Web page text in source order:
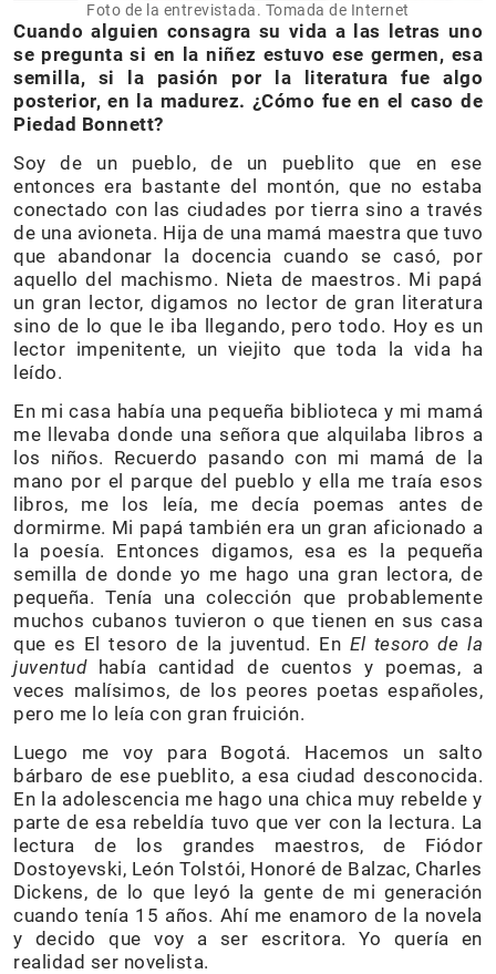
Foto de la entrevistada. Tomada de Internet
Cuando alguien consagra su vida a las letras uno
se pregunta si en la niñez estuvo ese germen, esa
semilla, si la pasión por la literatura fue algo
posterior, en la madurez. ¿Cómo fue en el caso de
Piedad Bonnett?
Soy de un pueblo, de un pueblito que en ese
entonces era bastante del montón, que no estaba
conectado con las ciudades por tierra sino a través
de una avioneta. Hija de una mamá maestra que tuvo
que abandonar la docencia cuando se casó, por
aquello del machismo. Nieta de maestros. Mi papá
un gran lector, digamos no lector de gran literatura
sino de lo que le iba llegando, pero todo. Hoy es un
lector impenitente, un viejito que toda la vida ha
leído.
En mi casa había una pequeña biblioteca y mi mamá
me llevaba donde una señora que alquilaba libros a
los niños. Recuerdo pasando con mi mamá de la
mano por el parque del pueblo y ella me traía esos
libros, me los leía, me decía poemas antes de
dormirme. Mi papá también era un gran aficionado a
la poesía. Entonces digamos, esa es la pequeña
semilla de donde yo me hago una gran lectora, de
pequeña. Tenía una colección que probablemente
muchos cubanos tuvieron o que tienen en sus casa
que es El tesoro de la juventud. EnEl tesoro de la
juventudhabía cantidad de cuentos y poemas, a
veces malísimos, de los peores poetas españoles,
pero me lo leía con gran fruición.
Luego me voy para Bogotá. Hacemos un salto
bárbaro de ese pueblito, a esa ciudad desconocida.
En la adolescencia me hago una chica muy rebelde y
parte de esa rebeldía tuvo que ver con la lectura. La
lectura de los grandes maestros, de Fiódor
Dostoyevski, León Tolstói, Honoré de Balzac, Charles
Dickens, de lo que leyó la gente de mi generación
cuando tenía 15 años. Ahí me enamoro de la novela
y decido que voy a ser escritora. Yo quería en
realidad ser novelista.